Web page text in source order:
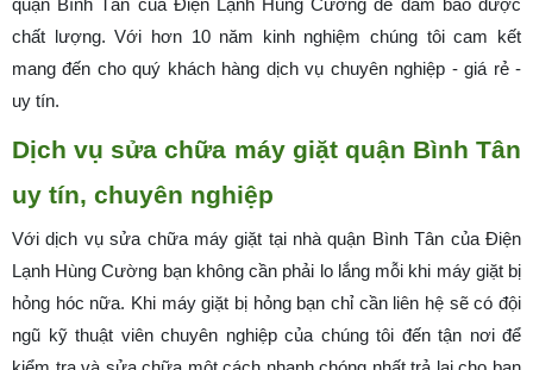
quận Bình Tân của Điện Lạnh Hùng Cường để đảm bảo được
chất lượng. Với hơn 10 năm kinh nghiệm chúng tôi cam kết
mang đến cho quý khách hàng dịch vụ chuyên nghiệp - giá rẻ -
uy tín.
Dịch vụ sửa chữa máy giặt quận Bình Tân
uy tín, chuyên nghiệp
Với dịch vụ sửa chữa máy giặt tại nhà quận Bình Tân của Điện
Lạnh Hùng Cường bạn không cần phải lo lắng mỗi khi máy giặt bị
hỏng hóc nữa. Khi máy giặt bị hỏng bạn chỉ cần liên hệ sẽ có đội
ngũ kỹ thuật viên chuyên nghiệp của chúng tôi đến tận nơi để